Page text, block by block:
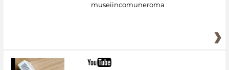
museiincomuneroma